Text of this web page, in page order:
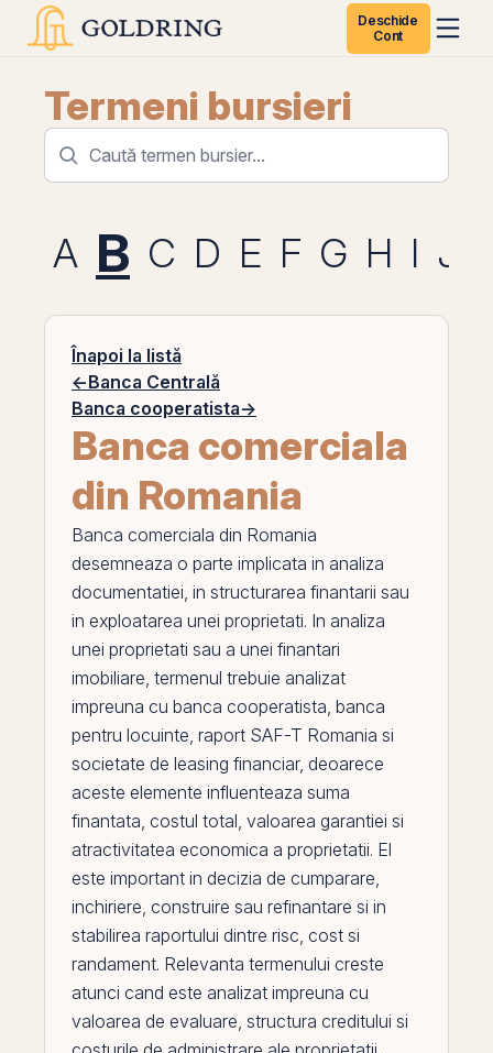
Deschide
Cont
Termeni bursieri
A B C D E F G H I J
Înapoi la listă
←Banca Centrală
Banca cooperatista→
Banca comerciala
din Romania
Banca comerciala din Romania
desemneaza o parte implicata in analiza
documentatiei, in structurarea finantarii sau
in exploatarea unei proprietati. In analiza
unei proprietati sau a unei finantari
imobiliare, termenul trebuie analizat
impreuna cu banca cooperatista, banca
pentru locuinte, raport SAF-T Romania si
societate de leasing financiar, deoarece
aceste elemente influenteaza suma
finantata, costul total, valoarea garantiei si
atractivitatea economica a proprietatii. El
este important in decizia de cumparare,
inchiriere, construire sau refinantare si in
stabilirea raportului dintre risc, cost si
randament. Relevanta termenului creste
atunci cand este analizat impreuna cu
valoarea de evaluare, structura creditului si